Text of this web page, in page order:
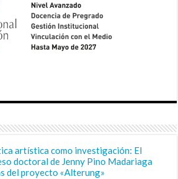
artística como investigación: El
doctoral de Jenny Pino Madariaga
del proyecto «Alterung»